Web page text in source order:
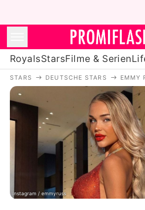
RoyalsStarsFilme & Serien
Royals
Stars
Filme & Serien
Lifestyle
Familie & Liebe
Promiflash
STARS DEUTSCHE STARS EMMY
Instagram / emmyruss